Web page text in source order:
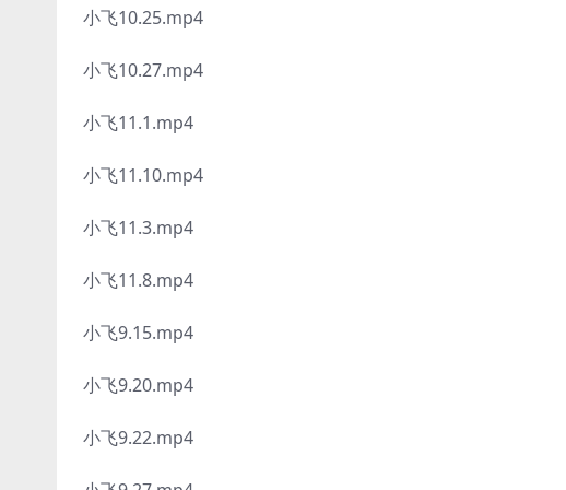
小飞10.25.mp4
小飞10.27.mp4
小飞11.1.mp4
小飞11.10.mp4
小飞11.3.mp4
小飞11.8.mp4
小飞9.15.mp4
小飞9.20.mp4
小飞9.22.mp4